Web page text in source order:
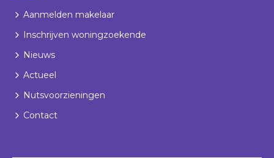
Aanmelden makelaar
Inschrijven woningzoekende
Nieuws
Actueel
Nutsvoorzieningen
Contact